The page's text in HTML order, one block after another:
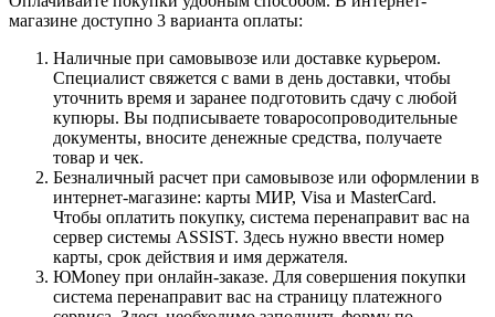
магазине доступно 3 варианта оплаты:
Наличные при самовывозе или доставке курьером.
Специалист свяжется с вами в день доставки, чтобы
уточнить время и заранее подготовить сдачу с любой
купюры. Вы подписываете товаросопроводительные
документы, вносите денежные средства, получаете
товар и чек.
Безналичный расчет при самовывозе или оформлении в
интернет-магазине: карты МИР, Visa и MasterCard.
Чтобы оплатить покупку, система перенаправит вас на
сервер системы ASSIST. Здесь нужно ввести номер
карты, срок действия и имя держателя.
ЮMoney при онлайн-заказе. Для совершения покупки
система перенаправит вас на страницу платежного